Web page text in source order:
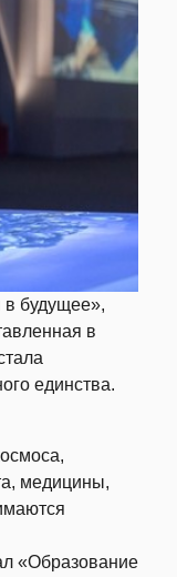
в будущее»,
в
единства.
медицины,
«Образование